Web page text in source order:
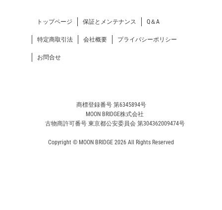
トップページ 保証とメンテナンス Q＆A
特定商取引法 会社概要 プライバシーポリシー
お問合せ
商標登録番号 第6345894号
MOON BRIDGE株式会社
古物商許可番号 東京都公安委員会 第304362009474号
Copyright © MOON BRIDGE 2026 All Rights Reserved